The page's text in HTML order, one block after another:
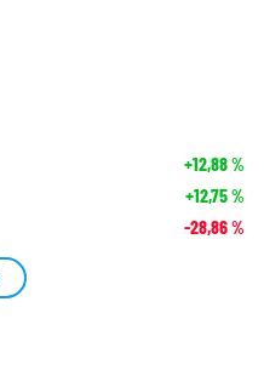
+12,88%
+12,75%
-28,86%